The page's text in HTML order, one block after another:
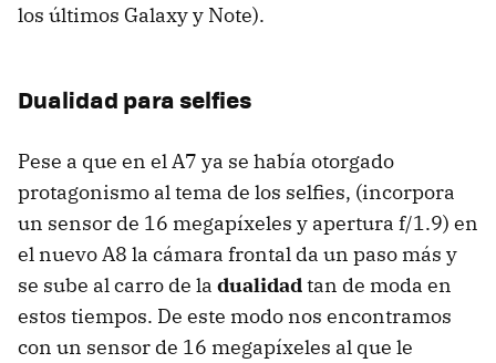
los últimos Galaxy y Note).
Dualidad para selfies
Pese a que en el A7 ya se había otorgado
protagonismo al tema de los selfies, (incorpora
un sensor de 16 megapíxeles y apertura f/1.9) en
el nuevo A8 la cámara frontal da un paso más y
se sube al carro de la dualidadtan de moda en
estos tiempos. De este modo nos encontramos
con un sensor de 16 megapíxeles al que le